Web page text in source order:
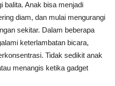
balita. Anak bisa menjadi
diam, dan mulai mengurangi
sekitar. Dalam beberapa
keterlambatan bicara,
Tidak sedikit anak
menangis ketika gadget